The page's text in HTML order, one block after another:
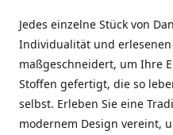
Jedes einzelne Stück von
Individualität und
maßgeschneidert, um Ihre
Stoffen gefertigt, die so
selbst. Erleben Sie eine
modernem Design vereint,